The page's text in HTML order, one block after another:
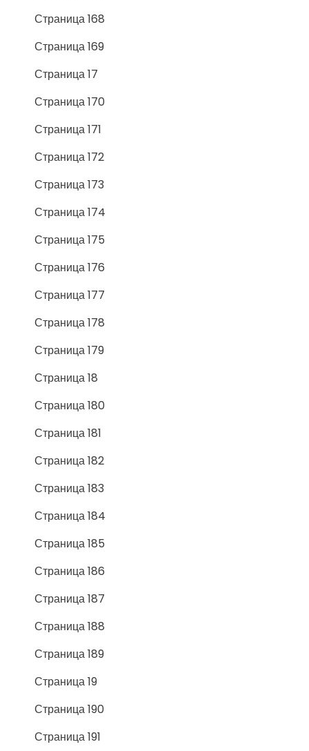
Страница 168
Страница 169
Страница 17
Страница 170
Страница 171
Страница 172
Страница 173
Страница 174
Страница 175
Страница 176
Страница 177
Страница 178
Страница 179
Страница 18
Страница 180
Страница 181
Страница 182
Страница 183
Страница 184
Страница 185
Страница 186
Страница 187
Страница 188
Страница 189
Страница 19
Страница 190
Страница 191